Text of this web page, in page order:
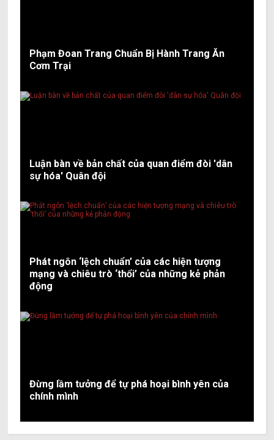
Phạm Đoan Trang Chuẩn Bị Hành Trang Ăn
Cơm Trại
Luận bàn về bản chất của quan điểm đòi 'dân
sự hóa' Quân đội
Phát ngôn ‘lệch chuẩn’ của các hiện tượng
mạng và chiêu trò ‘thổi’ của những kẻ phản
động
Đừng lầm tưởng để tự phá hoại bình yên của
chính mình